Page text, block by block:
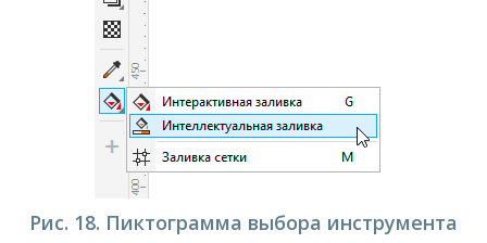
Рис. 18. Пиктограмма выбора инструмента